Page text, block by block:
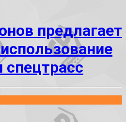
предлагает
спецтрасс